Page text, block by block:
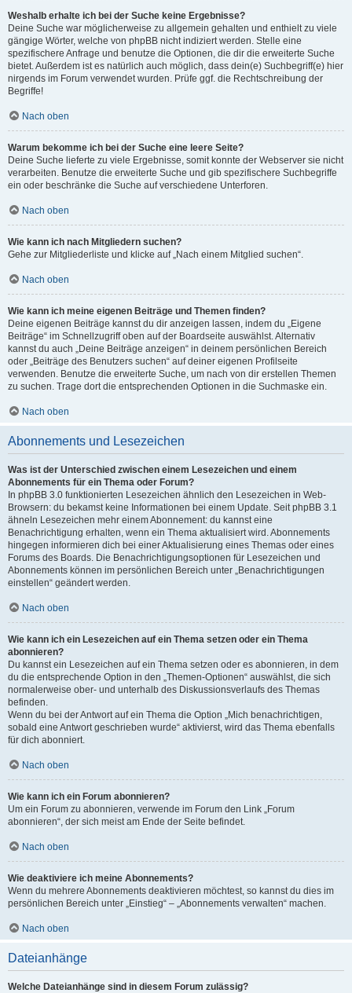
Weshalb erhalte ich bei der Suche keine Ergebnisse?
Deine Suche war möglicherweise zu allgemein gehalten und enthielt zu viele
gängige Wörter, welche von phpBB nicht indiziert werden. Stelle eine
spezifischere Anfrage und benutze die Optionen, die dir die erweiterte Suche
bietet. Außerdem ist es natürlich auch möglich, dass dein(e) Suchbegriff(e) hier
nirgends im Forum verwendet wurden. Prüfe ggf. die Rechtschreibung der
Begriffe!
Nach oben
Warum bekomme ich bei der Suche eine leere Seite?
Deine Suche lieferte zu viele Ergebnisse, somit konnte der Webserver sie nicht
verarbeiten. Benutze die erweiterte Suche und gib spezifischere Suchbegriffe
ein oder beschränke die Suche auf verschiedene Unterforen.
Nach oben
Wie kann ich nach Mitgliedern suchen?
Gehe zur Mitgliederliste und klicke auf „Nach einem Mitglied suchen“.
Nach oben
Wie kann ich meine eigenen Beiträge und Themen finden?
Deine eigenen Beiträge kannst du dir anzeigen lassen, indem du „Eigene
Beiträge“ im Schnellzugriff oben auf der Boardseite auswählst. Alternativ
kannst du auch „Deine Beiträge anzeigen“ in deinem persönlichen Bereich
oder „Beiträge des Benutzers suchen“ auf deiner eigenen Profilseite
verwenden. Benutze die erweiterte Suche, um nach von dir erstellen Themen
zu suchen. Trage dort die entsprechenden Optionen in die Suchmaske ein.
Nach oben
Abonnements und Lesezeichen
Was ist der Unterschied zwischen einem Lesezeichen und einem
Abonnements für ein Thema oder Forum?
In phpBB 3.0 funktionierten Lesezeichen ähnlich den Lesezeichen in Web-
Browsern: du bekamst keine Informationen bei einem Update. Seit phpBB 3.1
ähneln Lesezeichen mehr einem Abonnement: du kannst eine
Benachrichtigung erhalten, wenn ein Thema aktualisiert wird. Abonnements
hingegen informieren dich bei einer Aktualisierung eines Themas oder eines
Forums des Boards. Die Benachrichtigungsoptionen für Lesezeichen und
Abonnements können im persönlichen Bereich unter „Benachrichtigungen
einstellen“ geändert werden.
Nach oben
Wie kann ich ein Lesezeichen auf ein Thema setzen oder ein Thema
abonnieren?
Du kannst ein Lesezeichen auf ein Thema setzen oder es abonnieren, in dem
du die entsprechende Option in den „Themen-Optionen“ auswählst, die sich
normalerweise ober- und unterhalb des Diskussionsverlaufs des Themas
befinden.
Wenn du bei der Antwort auf ein Thema die Option „Mich benachrichtigen,
sobald eine Antwort geschrieben wurde“ aktivierst, wird das Thema ebenfalls
für dich abonniert.
Nach oben
Wie kann ich ein Forum abonnieren?
Um ein Forum zu abonnieren, verwende im Forum den Link „Forum
abonnieren“, der sich meist am Ende der Seite befindet.
Nach oben
Wie deaktiviere ich meine Abonnements?
Wenn du mehrere Abonnements deaktivieren möchtest, so kannst du dies im
persönlichen Bereich unter „Einstieg“ – „Abonnements verwalten“ machen.
Nach oben
Dateianhänge
Welche Dateianhänge sind in diesem Forum zulässig?